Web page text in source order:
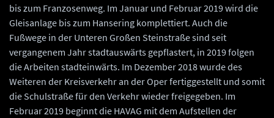
bis zum Franzosenweg. Im Januar und Februar 2019 wird die
Gleisanlage bis zum Hansering komplettiert. Auch die
Fußwege in der Unteren Großen Steinstraße sind seit
vergangenem Jahr stadtauswärts gepflastert, in 2019 folgen
die Arbeiten stadteinwärts. Im Dezember 2018 wurde des
Weiteren der Kreisverkehr an der Oper fertiggestellt und somit
die Schulstraße für den Verkehr wieder freigegeben. Im
Februar 2019 beginnt die HAVAG mit dem Aufstellen der